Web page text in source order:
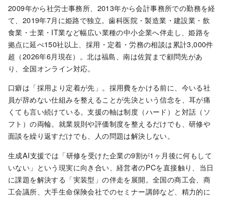
2009年から社労士事務所、2013年から会計事務所での勤務を経
て、2019年7月に姫路で独立。歯科医院・製造業・建設業・飲
食業・士業・IT業など幅広い業種の中小企業へ伴走し、姫路を
拠点に延べ150社以上、採用・定着・労務の相談は累計3,000件
超（2026年6月現在）。北は福島、南は佐賀まで顧問先があ
り、全国オンライン対応。
口癖は「採用より定着が先」。採用費をかける前に、今いる社
員が辞めない仕組みを整えることが先決という信念を、耳が痛
くても言い続けている。支援の軸は制度（ハード）と対話（ソ
フト）の両輪。就業規則や評価制度を整えるだけでも、研修や
面談を繰り返すだけでも、人の問題は解決しない。
生成AI支援では「研修を受けた企業の9割が1ヶ月後に何もして
いない」という現実に向き合い、経営者のPCを直接触り、当日
に課題を解決する「実装型」の伴走を展開。全国の商工会、商
工会議所、大手生命保険会社でのセミナー講師など、精力的に